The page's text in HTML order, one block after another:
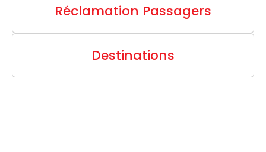
Réclamation Passagers
Destinations